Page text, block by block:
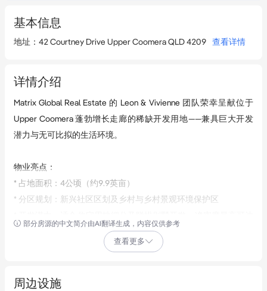
基本信息
地址 ： 42 Courtney Drive Upper Coomera QLD 4209 查看详情
详情介绍
Matrix Global Real Estate 的 Leon & Vivienne 团队荣幸呈献位于
Upper Coomera 蓬勃增长走廊的稀缺开发用地——兼具巨大开发
潜力与无可比拟的生活环境。
物业亮点：
* 占地面积：4公顷（约9.9英亩）
* 分区规划：新兴社区区划及乡村与乡村景观环境保护区
* 毗邻现有及未来重大开发项目
部分房源的中文简介由AI翻译生成，内容仅供参考
查看更多
周边设施